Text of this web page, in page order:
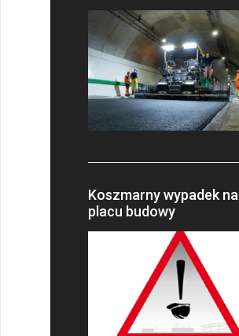
Koszmarny wypadek na
placu budowy